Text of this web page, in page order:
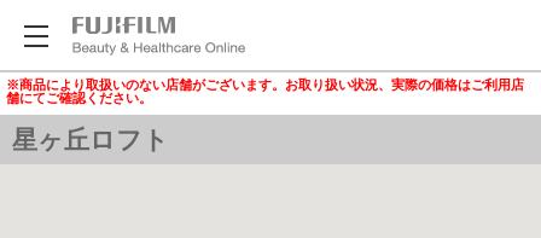
※商品により取扱いのない店舗がございます。お取り扱い状況、実際の価格はご利用店
舗にてご確認ください。
星ヶ丘ロフト